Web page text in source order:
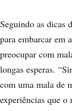
Seguindo as dicas
para embarcar em
preocupar com
longas esperas.
com uma mala de
experiências que o